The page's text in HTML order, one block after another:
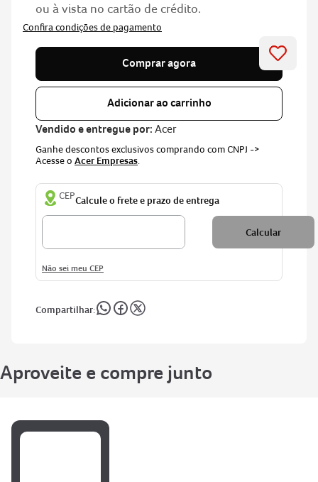
ou à vista no cartão de crédito.
Comprar agora
Adicionar ao carrinho
Vendido e entregue por: Acer
Ganhe descontos exclusivos comprando com CNPJ ->
Acesse o Acer Empresas
CEP
Não sei meu CEP
Aproveite e compre junto